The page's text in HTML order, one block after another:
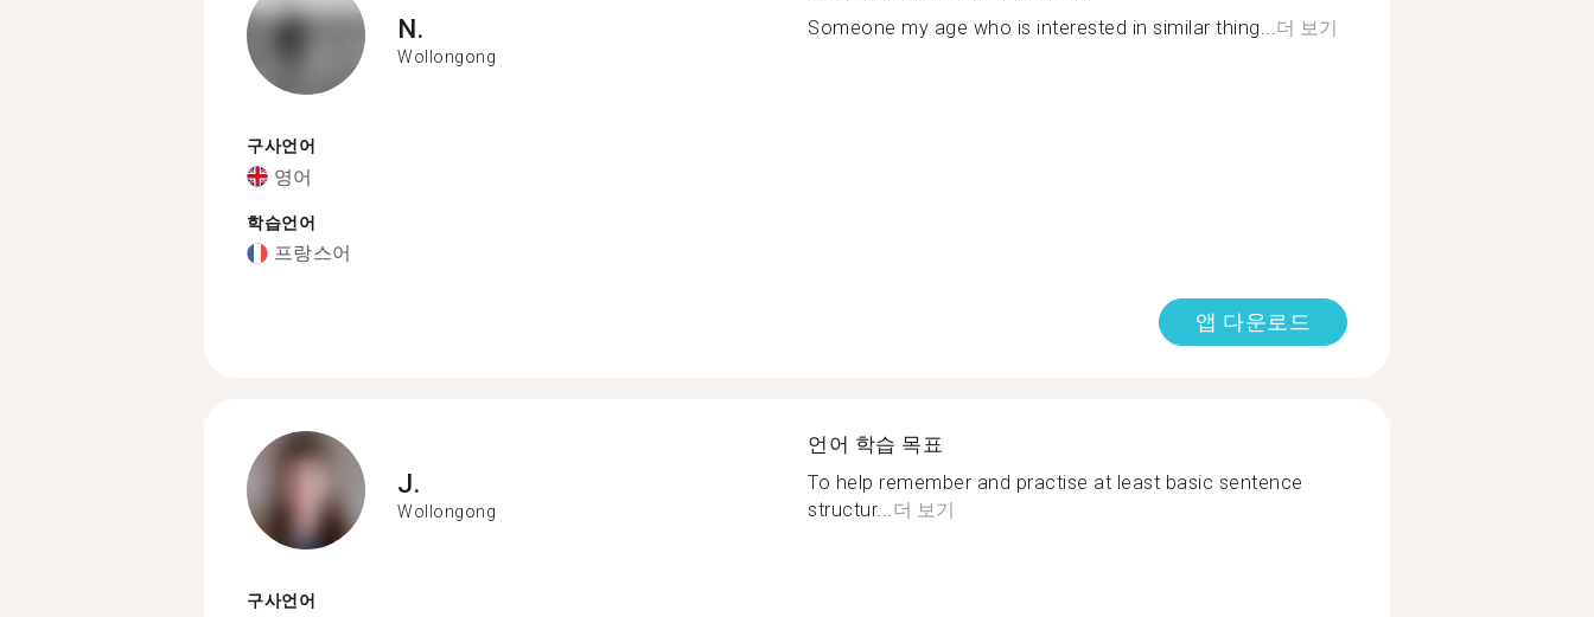
N.
Wollongong
구사언어
영어
학습언어
프랑스어
Someone my age who is interested in similar thing...더 보기
앱 다운로드
J.
Wollongong
구사언어
언어 학습 목표
To help remember and practise at least basic sentence
structur...더 보기